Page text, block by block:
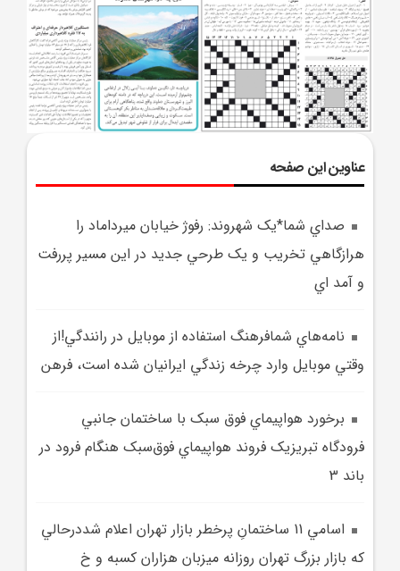
عناوین این صفحه
صداي شما*يک شهروند: رفوژ خيابان ميرداماد را
هرازگاهي تخريب و يک طرحي جديد در اين مسير پررفت
و آمد اي
نامه‌هاي شمافرهنگ استفاده از موبايل در رانندگي!از
وقتي موبايل وارد چرخه زندگي ايرانيان شده است، فرهن
برخورد هواپيماي فوق سبک با ساختمان جانبي
فرودگاه تبريزيک فروند هواپيماي فوق‌سبک هنگام فرود در
باند 3
اسامي 11 ساختمانِ پرخطر بازار تهران اعلام شددرحالي
که بازار بزرگ تهران روزانه ميزبان هزاران کسبه و خ